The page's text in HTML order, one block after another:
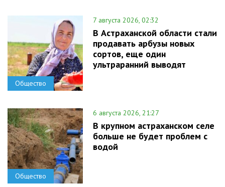
Общество
7 августа 2026, 02:32
В Астраханской области стали
продавать арбузы новых
сортов, еще один
ультраранний выводят
Общество
6 августа 2026, 21:27
В крупном астраханском селе
больше не будет проблем с
водой